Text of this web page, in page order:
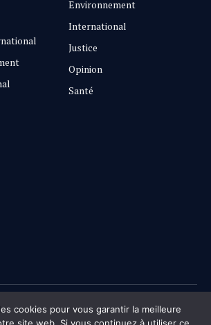
Environnement
International
Justice
Opinion
Santé
© 2025Lehautpanel
cookies pour vous garantir la meilleure